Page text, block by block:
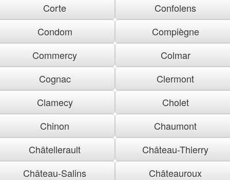
Corte
Confolens
Condom
Compiègne
Commercy
Colmar
Cognac
Clermont
Clamecy
Cholet
Chinon
Chaumont
Châtellerault
Château-Thierry
Château-Salins
Châteauroux